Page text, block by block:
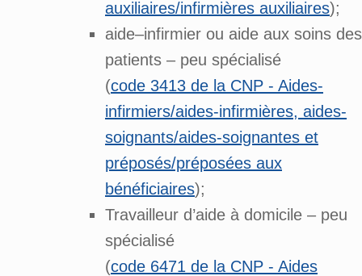
auxiliaires/infirmières auxiliaires);
aide–infirmier ou aide aux soins des
patients – peu spécialisé
(code 3413 de la CNP - Aides-
infirmiers/aides-infirmières, aides-
soignants/aides-soignantes et
préposés/préposées aux
bénéficiaires);
Travailleur d’aide à domicile – peu
spécialisé
(code 6471 de la CNP - Aides